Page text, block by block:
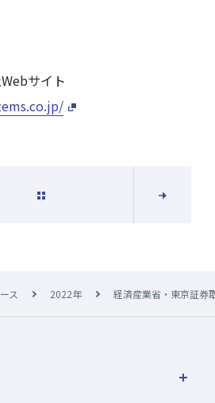
サイト
一覧に戻る 次の記事
ス 2022年 経済産業省・東京証券